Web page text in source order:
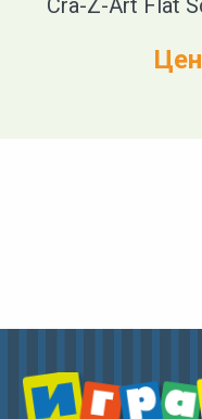
Cra-Z-Art Flat